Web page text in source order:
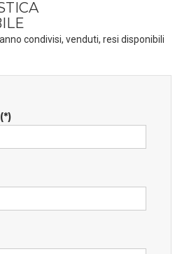
condivisi, venduti, resi disponibili
(*)